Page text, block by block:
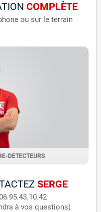
COMPLÈTE
ou sur le terrain
DETECTEURS
SERGE
à vos questions)